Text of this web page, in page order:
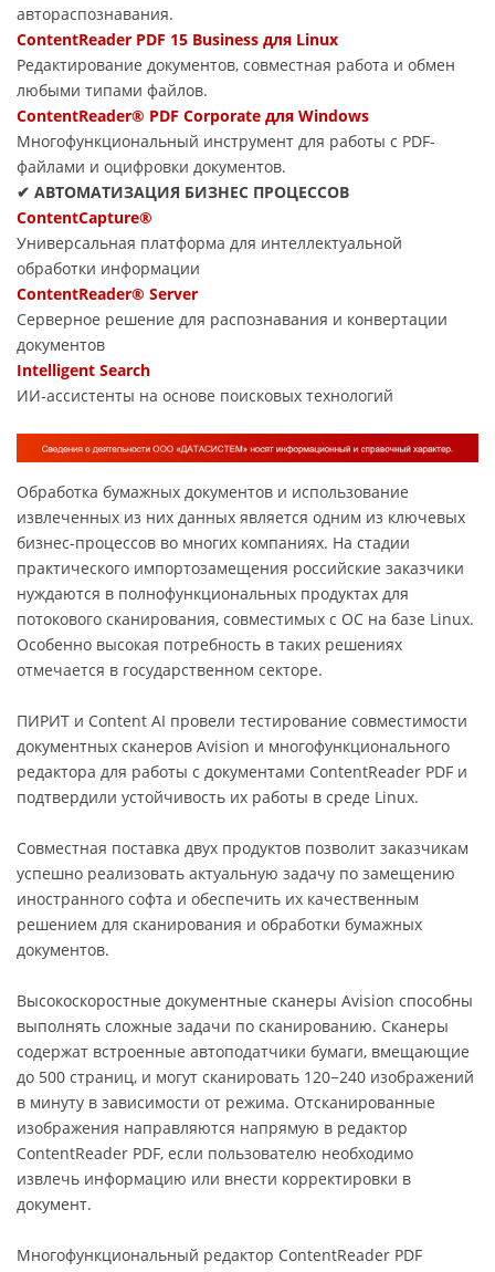
автораспознавания.
ContentReader PDF 15 Business для Linux
Редактирование документов, совместная работа и обмен
любыми типами файлов.
ContentReader® PDF Corporate для Windows
Многофункциональный инструмент для работы с PDF-
файлами и оцифровки документов.
✔ АВТОМАТИЗАЦИЯ БИЗНЕС ПРОЦЕССОВ
ContentCapture®
Универсальная платформа для интеллектуальной
обработки информации
ContentReader® Server
Серверное решение для распознавания и конвертации
документов
Intelligent Search
ИИ-ассистенты на основе поисковых технологий
Обработка бумажных документов и использование
извлеченных из них данных является одним из ключевых
бизнес-процессов во многих компаниях. На стадии
практического импортозамещения российские заказчики
нуждаются в полнофункциональных продуктах для
потокового сканирования, совместимых с ОС на базе Linux.
Особенно высокая потребность в таких решениях
отмечается в государственном секторе.
ПИРИТ и Content AI провели тестирование совместимости
документных сканеров Avision и многофункционального
редактора для работы с документами ContentReader PDF и
подтвердили устойчивость их работы в среде Linux.
Совместная поставка двух продуктов позволит заказчикам
успешно реализовать актуальную задачу по замещению
иностранного софта и обеспечить их качественным
решением для сканирования и обработки бумажных
документов.
Высокоскоростные документные сканеры Avision способны
выполнять сложные задачи по сканированию. Сканеры
содержат встроенные автоподатчики бумаги, вмещающие
до 500 страниц, и могут сканировать 120−240 изображений
в минуту в зависимости от режима. Отсканированные
изображения направляются напрямую в редактор
ContentReader PDF, если пользователю необходимо
извлечь информацию или внести корректировки в
документ.
Многофункциональный редактор ContentReader PDF